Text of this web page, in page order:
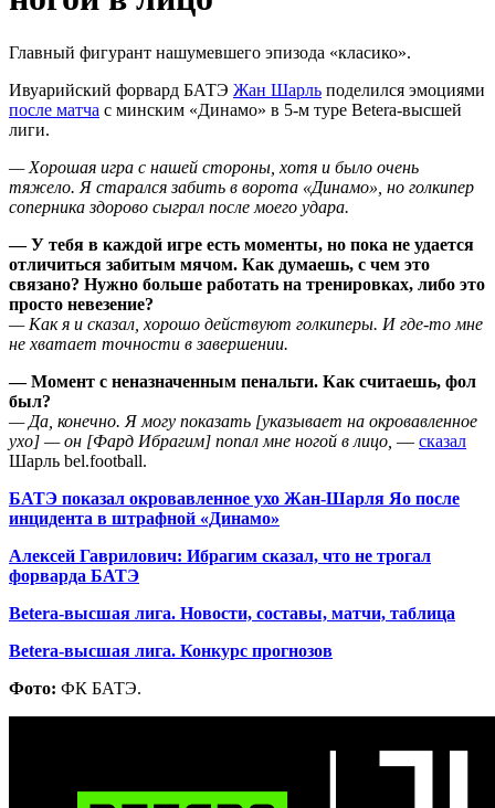
Главный фигурант нашумевшего эпизода «класико».
Ивуарийский форвард БАТЭ Жан Шарль поделился эмоциями
после матча с минским «Динамо» в 5-м туре Betera-высшей
лиги.
— Хорошая игра с нашей стороны, хотя и было очень
тяжело. Я старался забить в ворота «Динамо», но голкипер
соперника здорово сыграл после моего удара.
— У тебя в каждой игре есть моменты, но пока не удается
отличиться забитым мячом. Как думаешь, с чем это
связано? Нужно больше работать на тренировках, либо это
просто невезение?
— Как я и сказал, хорошо действуют голкиперы. И где-то мне
не хватает точности в завершении.
— Момент с неназначенным пенальти. Как считаешь, фол
был?
— Да, конечно. Я могу показать [указывает на окровавленное
ухо] — он [Фард Ибрагим] попал мне ногой в лицо, — сказал
Шарль bel.football.
БАТЭ показал окровавленное ухо Жан-Шарля Яо после
инцидента в штрафной «Динамо»
Алексей Гаврилович: Ибрагим сказал, что не трогал
форварда БАТЭ
Betera-высшая лига. Новости, составы, матчи, таблица
Betera-высшая лига. Конкурс прогнозов
Фото: ФК БАТЭ.